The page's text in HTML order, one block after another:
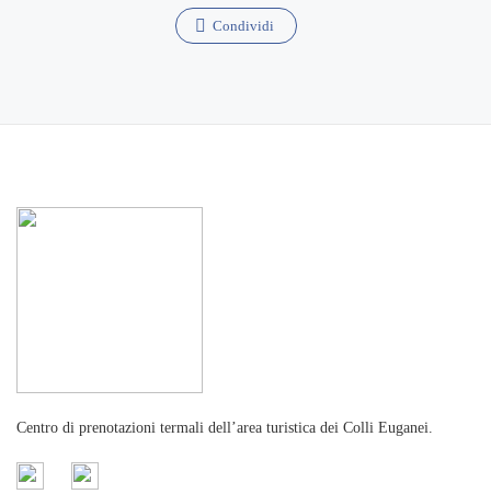
Condividi
Centro di prenotazioni termali dell’area turistica dei Colli Euganei.